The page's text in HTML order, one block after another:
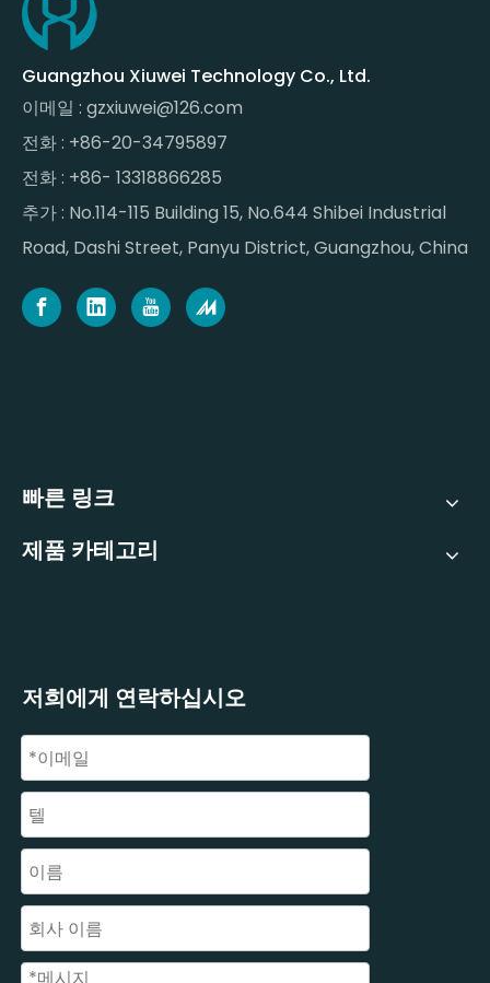
Guangzhou Xiuwei Technology Co., Ltd.
이메일 : gzxiuwei@126.com
전화 : +86-20-34795897
전화 : +86- 13318866285
추가 : No.114-115 Building 15, No.644 Shibei Industrial
Road, Dashi Street, Panyu District, Guangzhou, China
빠른 링크
제품 카테고리
저희에게 연락하십시오